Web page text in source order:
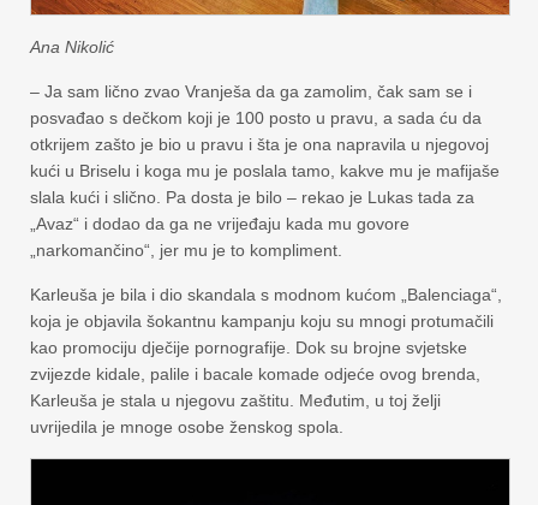
Ana Nikolić
– Ja sam lično zvao Vranješa da ga zamolim, čak sam se i
posvađao s dečkom koji je 100 posto u pravu, a sada ću da
otkrijem zašto je bio u pravu i šta je ona napravila u njegovoj
kući u Briselu i koga mu je poslala tamo, kakve mu je mafijaše
slala kući i slično. Pa dosta je bilo – rekao je Lukas tada za
„Avaz“ i dodao da ga ne vrijeđaju kada mu govore
„narkomančino“, jer mu je to kompliment.
Karleuša je bila i dio skandala s modnom kućom „Balenciaga“,
koja je objavila šokantnu kampanju koju su mnogi protumačili
kao promociju dječije pornografije. Dok su brojne svjetske
zvijezde kidale, palile i bacale komade odjeće ovog brenda,
Karleuša je stala u njegovu zaštitu. Međutim, u toj želji
uvrijedila je mnoge osobe ženskog spola.